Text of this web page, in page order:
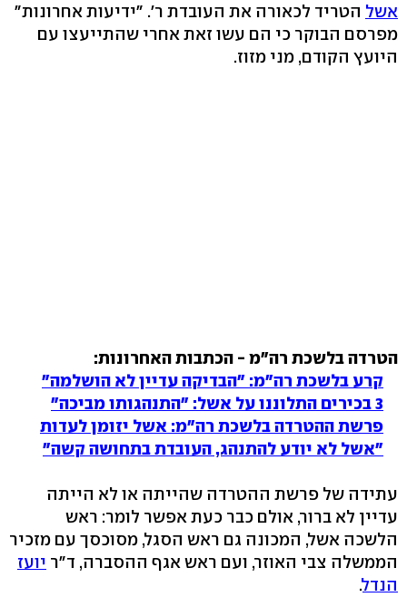
אשל הטריד לכאורה את העובדת ר'. "ידיעות אחרונות"
מפרסם הבוקר כי הם עשו זאת אחרי שהתייעצו עם
היועץ הקודם, מני מזוז.
הטרדה בלשכת רה"מ - הכתבות האחרונות:
קרע בלשכת רה"מ: "הבדיקה עדיין לא הושלמה"
3 בכירים התלוננו על אשל: "התנהגותו מביכה"
פרשת ההטרדה בלשכת רה"מ: אשל יזומן לעדות
"אשל לא יודע להתנהג, העובדת בתחושה קשה"
עתידה של פרשת ההטרדה שהייתה או לא הייתה
עדיין לא ברור, אולם כבר כעת אפשר לומר: ראש
הלשכה אשל, המכונה גם ראש הסגל, מסוכסך עם מזכיר
הממשלה צבי האוזר, ועם ראש אגף ההסברה, ד"ר יועז
הנדל.